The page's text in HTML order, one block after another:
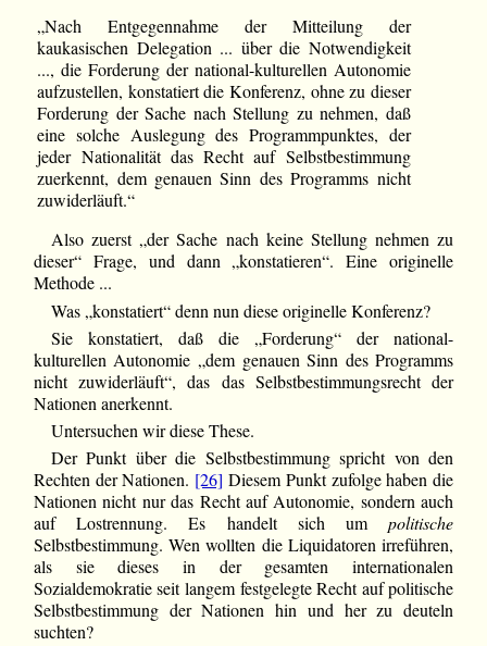
„Nach Entgegennahme der Mitteilung der
kaukasischen Delegation ... über die Notwendigkeit
..., die Forderung der national-kulturellen Autonomie
aufzustellen, konstatiert die Konferenz, ohne zu dieser
Forderung der Sache nach Stellung zu nehmen, daß
eine solche Auslegung des Programmpunktes, der
jeder Nationalität das Recht auf Selbstbestimmung
zuerkennt, dem genauen Sinn des Programms nicht
zuwiderläuft.“
Also zuerst „der Sache nach keine Stellung nehmen zu
dieser“ Frage, und dann „konstatieren“. Eine originelle
Methode ...
Was „konstatiert“ denn nun diese originelle Konferenz?
Sie konstatiert, daß die „Forderung“ der national-
kulturellen Autonomie „dem genauen Sinn des Programms
nicht zuwiderläuft“, das das Selbstbestimmungsrecht der
Nationen anerkennt.
Untersuchen wir diese These.
Der Punkt über die Selbstbestimmung spricht von den
Rechten der Nationen. [26] Diesem Punkt zufolge haben die
Nationen nicht nur das Recht auf Autonomie, sondern auch
auf Lostrennung. Es handelt sich umpolitische
Selbstbestimmung. Wen wollten die Liquidatoren irreführen,
als sie dieses in der gesamten internationalen
Sozialdemokratie seit langem festgelegte Recht auf politische
Selbstbestimmung der Nationen hin und her zu deuteln
suchten?